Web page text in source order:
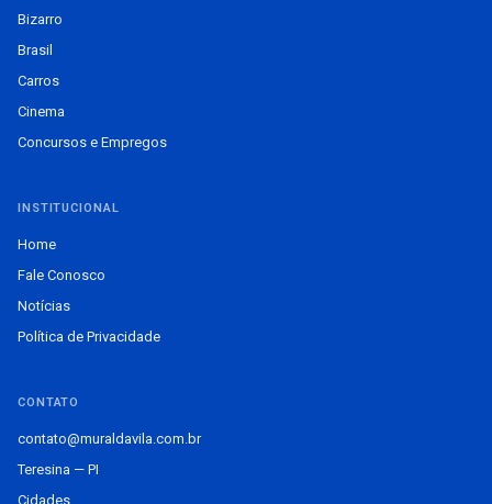
Bizarro
Brasil
Carros
Cinema
Concursos e Empregos
INSTITUCIONAL
Home
Fale Conosco
Notícias
Política de Privacidade
CONTATO
contato@muraldavila.com.br
Teresina — PI
Cidades